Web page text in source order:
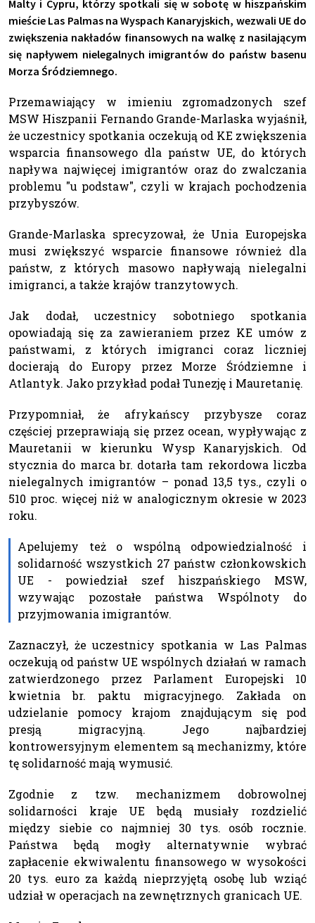
Malty i Cypru, którzy spotkali się w sobotę w hiszpańskim
mieście Las Palmas na Wyspach Kanaryjskich, wezwali UE do
zwiększenia nakładów finansowych na walkę z nasilającym
się napływem nielegalnych imigrantów do państw basenu
Morza Śródziemnego.
Przemawiający w imieniu zgromadzonych szef
MSW Hiszpanii Fernando Grande-Marlaska wyjaśnił,
że uczestnicy spotkania oczekują od KE zwiększenia
wsparcia finansowego dla państw UE, do których
napływa najwięcej imigrantów oraz do zwalczania
problemu "u podstaw", czyli w krajach pochodzenia
przybyszów.
Grande-Marlaska sprecyzował, że Unia Europejska
musi zwiększyć wsparcie finansowe również dla
państw, z których masowo napływają nielegalni
imigranci, a także krajów tranzytowych.
Jak dodał, uczestnicy sobotniego spotkania
opowiadają się za zawieraniem przez KE umów z
państwami, z których imigranci coraz liczniej
docierają do Europy przez Morze Śródziemne i
Atlantyk. Jako przykład podał Tunezję i Mauretanię.
Przypomniał, że afrykańscy przybysze coraz
częściej przeprawiają się przez ocean, wypływając z
Mauretanii w kierunku Wysp Kanaryjskich. Od
stycznia do marca br. dotarła tam rekordowa liczba
nielegalnych imigrantów – ponad 13,5 tys., czyli o
510 proc. więcej niż w analogicznym okresie w 2023
roku.
Apelujemy też o wspólną odpowiedzialność i
solidarność wszystkich 27 państw członkowskich
UE - powiedział szef hiszpańskiego MSW,
wzywając pozostałe państwa Wspólnoty do
przyjmowania imigrantów.
Zaznaczył, że uczestnicy spotkania w Las Palmas
oczekują od państw UE wspólnych działań w ramach
zatwierdzonego przez Parlament Europejski 10
kwietnia br. paktu migracyjnego. Zakłada on
udzielanie pomocy krajom znajdującym się pod
presją migracyjną. Jego najbardziej
kontrowersyjnym elementem są mechanizmy, które
tę solidarność mają wymusić.
Zgodnie z tzw. mechanizmem dobrowolnej
solidarności kraje UE będą musiały rozdzielić
między siebie co najmniej 30 tys. osób rocznie.
Państwa będą mogły alternatywnie wybrać
zapłacenie ekwiwalentu finansowego w wysokości
20 tys. euro za każdą nieprzyjętą osobę lub wziąć
udział w operacjach na zewnętrznych granicach UE.